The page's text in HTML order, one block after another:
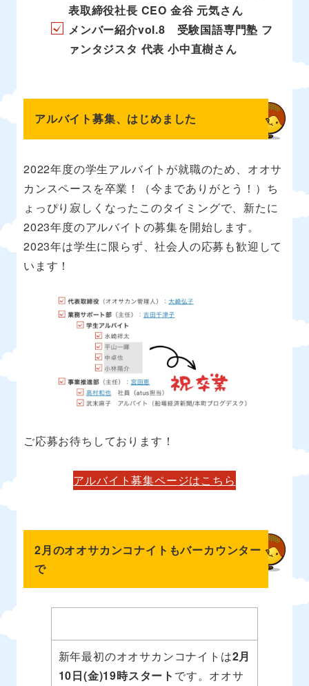
表取締役社長 CEO 金谷 元気さん
メンバー紹介vol.8 受験国語専門塾 フ
ァンタジスタ 代表 小中直樹さん
アルバイト募集、はじめました
2022年度の学生アルバイトが就職のため、オオサ
カンスペースを卒業！（今までありがとう！）ち
ょっぴり寂しくなったこのタイミングで、新たに
2023年度のアルバイトの募集を開始します。
2023年は学生に限らず、社会人の応募も歓迎して
います！
ご応募お待ちしております！
アルバイト募集ページはこちら
2月のオオサカンコナイトもバーカウンター
で
新年最初のオオサカンコナイトは2月
10日(金)19時スタート です。オオサ